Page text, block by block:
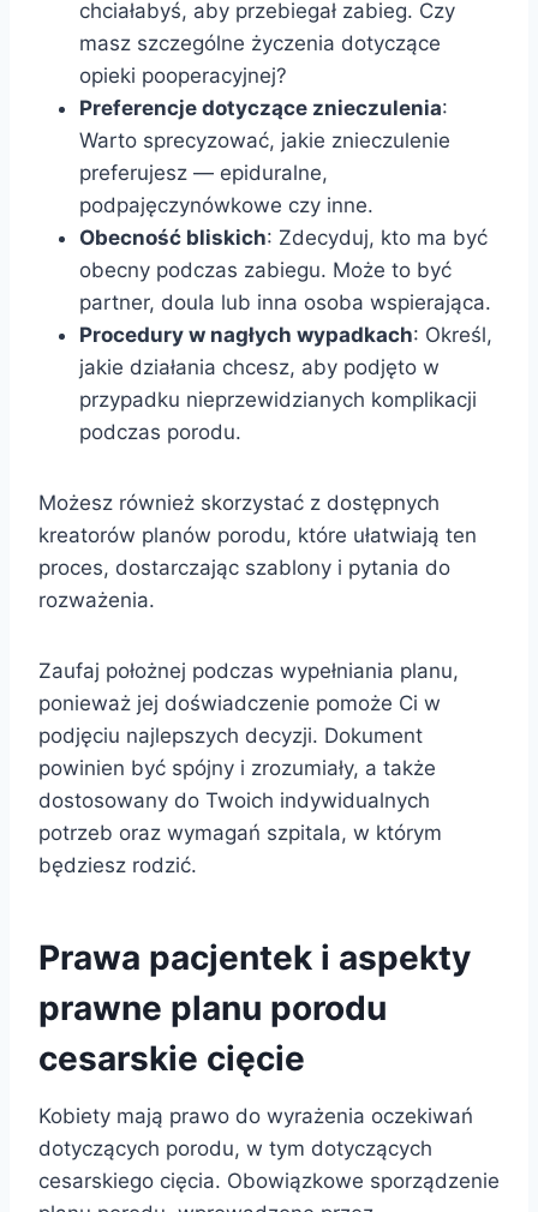
chciałabyś, aby przebiegał zabieg. Czy
masz szczególne życzenia dotyczące
opieki pooperacyjnej?
Preferencje dotyczące znieczulenia:
Warto sprecyzować, jakie znieczulenie
preferujesz — epiduralne,
podpajęczynówkowe czy inne.
Obecność bliskich: Zdecyduj, kto ma być
obecny podczas zabiegu. Może to być
partner, doula lub inna osoba wspierająca.
Procedury w nagłych wypadkach: Określ,
jakie działania chcesz, aby podjęto w
przypadku nieprzewidzianych komplikacji
podczas porodu.
Możesz również skorzystać z dostępnych
kreatorów planów porodu, które ułatwiają ten
proces, dostarczając szablony i pytania do
rozważenia.
Zaufaj położnej podczas wypełniania planu,
ponieważ jej doświadczenie pomoże Ci w
podjęciu najlepszych decyzji. Dokument
powinien być spójny i zrozumiały, a także
dostosowany do Twoich indywidualnych
potrzeb oraz wymagań szpitala, w którym
będziesz rodzić.
Prawa pacjentek i aspekty
prawne planu porodu
cesarskie cięcie
Kobiety mają prawo do wyrażenia oczekiwań
dotyczących porodu, w tym dotyczących
cesarskiego cięcia. Obowiązkowe sporządzenie